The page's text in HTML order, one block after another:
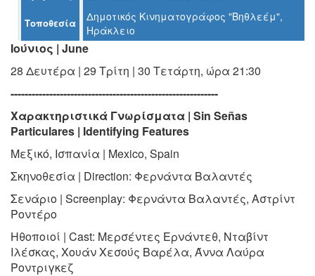
ΤΟΠΟΣ
ΔΗΜΟΣ
ΑΝΘΕΚΤΙΚΗ
ΠΟΛΗ
Τοποθεσία
Δημοτικός Κινηματογράφος "Βηθλεέμ",
Ηράκλειο
Ιούνιος | June
28 Δευτέρα | 29 Τρίτη | 30 Τετάρτη, ώρα 21:30
-----------------------------------------------------------
Χαρακτηριστικά Γνωρίσματα | Sin Señas
Particulares | Identifying Features
Μεξικό, Ισπανία | Mexico, Spain
Σκηνοθεσία | Direction: Φερνάντα Βαλαντές
Σενάριο | Screenplay: Φερνάντα Βαλαντές, Αστρίντ
Ροντέρο
Ηθοποιοί | Cast: Μερσέντες Ερνάντεθ, Νταβίντ
Ιλέσκας, Χουάν Χεσούς Βαρέλα, Άννα Λαύρα
Ροντριγκεζ